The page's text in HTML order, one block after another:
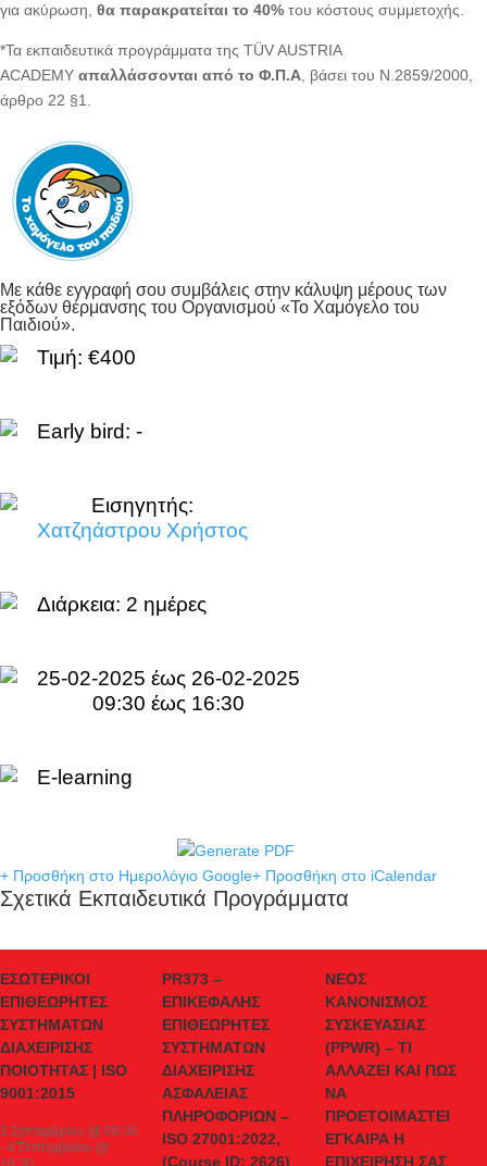
για ακύρωση, θα παρακρατείται το 40% του κόστους συμμετοχής.
*Τα εκπαιδευτικά προγράμματα της TÜV AUSTRIA
ACADEMY απαλλάσσονται από το Φ.Π.Α , βάσει του Ν.2859/2000,
άρθρο 22 §1.
Με κάθε εγγραφή σου συμβάλεις στην κάλυψη μέρους των
εξόδων θέρμανσης του Οργανισμού «Το Χαμόγελο του
Παιδιού».
Τιμή: €400
Early bird: -
Εισηγητής:
Χατζηάστρου Χρήστος
Διάρκεια: 2 ημέρες
25-02-2025 έως 26-02-2025
09:30 έως 16:30
E-learning
+ Προσθήκη στο Ημερολόγιο Google+ Προσθήκη στο iCalendar
Σχετικά Εκπαιδευτικά Προγράμματα
ΕΣΩΤΕΡΙΚΟΙ
ΕΠΙΘΕΩΡΗΤΕΣ
ΣΥΣΤΗΜΑΤΩΝ
ΔΙΑΧΕΙΡΙΣΗΣ
ΠΟΙΟΤΗΤΑΣ | ISO
9001:2015
3 Σεπτεμβρίου @ 09:30
- 4 Σεπτεμβρίου @
PR373 –
ΕΠΙΚΕΦΑΛΗΣ
ΕΠΙΘΕΩΡΗΤΕΣ
ΣΥΣΤΗΜΑΤΩΝ
ΔΙΑΧΕΙΡΙΣΗΣ
ΑΣΦΑΛΕΙΑΣ
ΠΛΗΡΟΦΟΡΙΩΝ –
ISO 27001:2022,
(Course ID: 2626)
ΝΕΟΣ
ΚΑΝΟΝΙΣΜΟΣ
ΣΥΣΚΕΥΑΣΙΑΣ
(PPWR) – ΤΙ
ΑΛΛΑΖΕΙ ΚΑΙ ΠΩΣ
ΝΑ
ΠΡΟΕΤΟΙΜΑΣΤΕΙ
ΕΓΚΑΙΡΑ Η
ΕΠΙΧΕΙΡΗΣΗ ΣΑΣ